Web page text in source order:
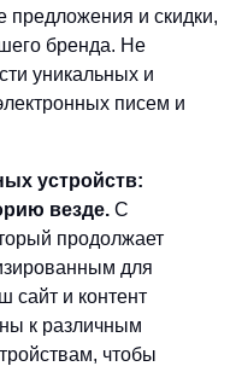
предложения и скидки,
бренда. Не
уникальных и
писем и
устройств:
везде.С
продолжает
для
сайт и контент
к различным
чтобы